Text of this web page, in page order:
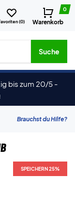
(0)
0
Warenkorb
Suche
bis zum 20/5 -
Brauchst du Hilfe?
SPEICHERN 25%
SPEICHERN 25%